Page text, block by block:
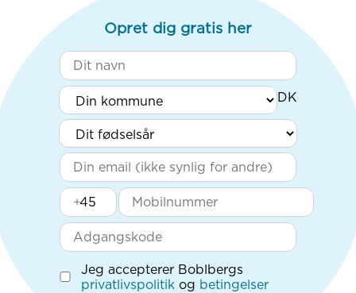
Opret dig gratis her
+
Jeg accepterer Boblbergs
privatlivspolitik og betingelser